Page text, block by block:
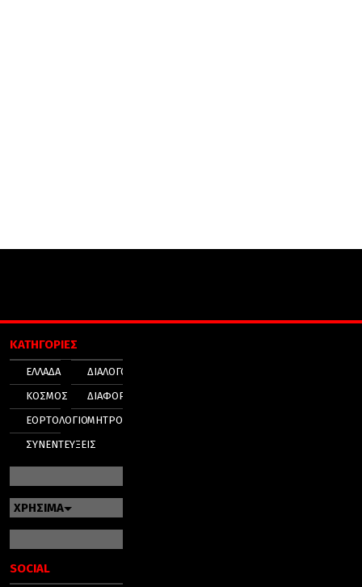
ΚΑΤΗΓΟΡΙΕΣ
ΕΛΛΑΔΑ
ΚΟΣΜΟΣ
ΕΟΡΤΟΛΟΓΙΟ
ΣΥΝΕΝΤΕΥΞΕΙΣ
ΔΙΑΛΟΓΟΣ
ΔΙΑΦΟΡΑ
ΜΗΤΡΟΠΟΛΕΙΣ
ΧΡΗΣΙΜΑ
SOCIAL